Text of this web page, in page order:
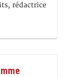
rédactrice